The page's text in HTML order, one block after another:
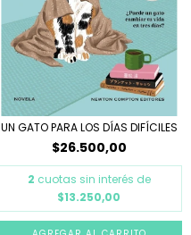
UN GATO PARA LOS DÍAS DIFÍCILES
$26.500,00
2 cuotas sin interés de
$13.250,00